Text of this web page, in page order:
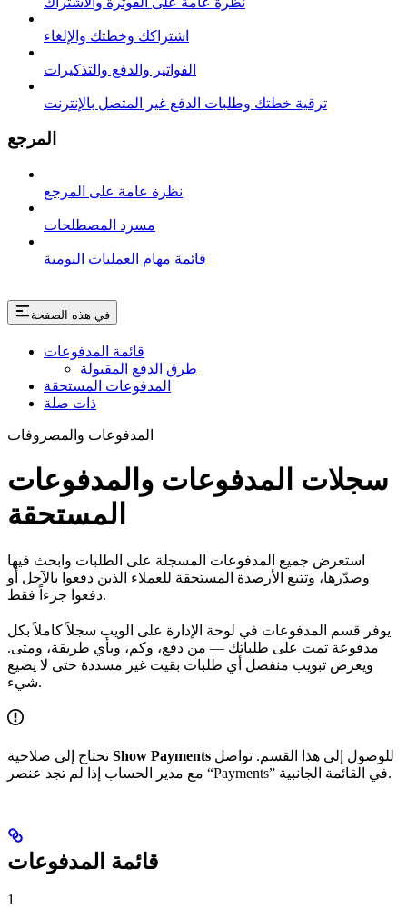
اشتراكك وخطتك والإلغاء
الفواتير والدفع والتذكيرات
ترقية خطتك وطلبات الدفع غير المتصل بالإنترنت
المرجع
نظرة عامة على المرجع
مسرد المصطلحات
قائمة مهام العمليات اليومية
في هذه الصفحة
قائمة المدفوعات
طرق الدفع المقبولة
المدفوعات المستحقة
ذات صلة
المدفوعات والمصروفات
سجلات المدفوعات والمدفوعات
المستحقة
استعرض جميع المدفوعات المسجلة على الطلبات وابحث فيها
وصدّرها، وتتبع الأرصدة المستحقة للعملاء الذين دفعوا بالآجل أو
دفعوا جزءاً فقط.
يوفر قسم المدفوعات في لوحة الإدارة على الويب سجلاً كاملاً بكل
مدفوعة تمت على طلباتك — من دفع، وكم، وبأي طريقة، ومتى.
ويعرض تبويب منفصل أي طلبات بقيت غير مسددة حتى لا يضيع
شيء.
Show Payments
مع مدير الحساب إذا لم تجد عنصر “Payments” في القائمة الجانبية.
قائمة المدفوعات
1